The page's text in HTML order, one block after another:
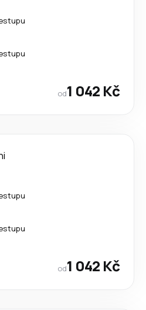
od1 042 Kč
od1 042 Kč